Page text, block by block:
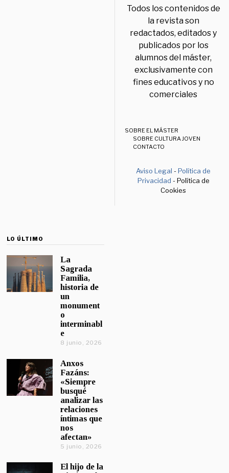
Todos los contenidos de
la revista son
redactados, editados y
publicados por los
alumnos del máster,
exclusivamente con
fines educativos y no
comerciales
SOBRE EL MÁSTER
SOBRE CULTURA JOVEN
CONTACTO
Aviso Legal -Política de
Privacidad - Política de
Cookies
LO ÚLTIMO
La
Sagrada
Familia,
historia de
un
monument
o
interminabl
e
8 junio, 2026
Anxos
Fazáns:
«Siempre
busqué
analizar las
relaciones
íntimas que
nos
afectan»
5 junio, 2026
El hijo de la